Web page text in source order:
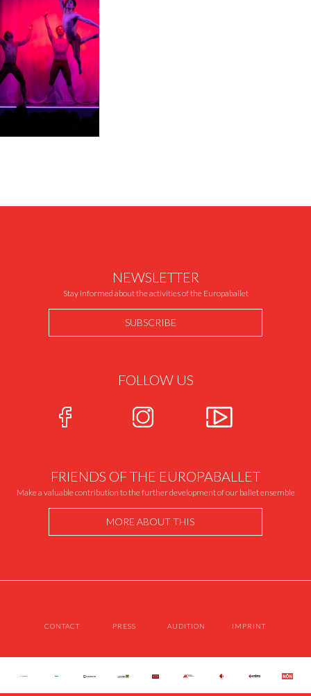
NEWSLETTER
Stay informed about the activities of the Europaballet
SUBSCRIBE
FOLLOW US
FRIENDS OF THE EUROPABALLET
Make a valuable contribution to the further development of our ballet ensemble
MORE ABOUT THIS
CONTACT PRESS AUDITION IMPRINT